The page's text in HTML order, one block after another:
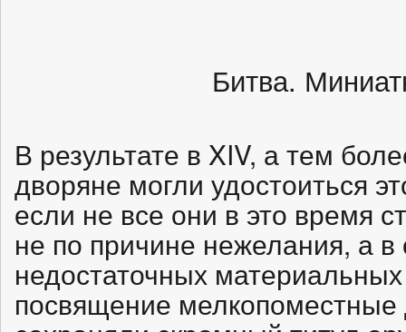
Битва.
В результате в XIV, а тем
дворяне могли удостоиться
если не все они в это время
не по причине нежелания, а
недостаточных
посвящение